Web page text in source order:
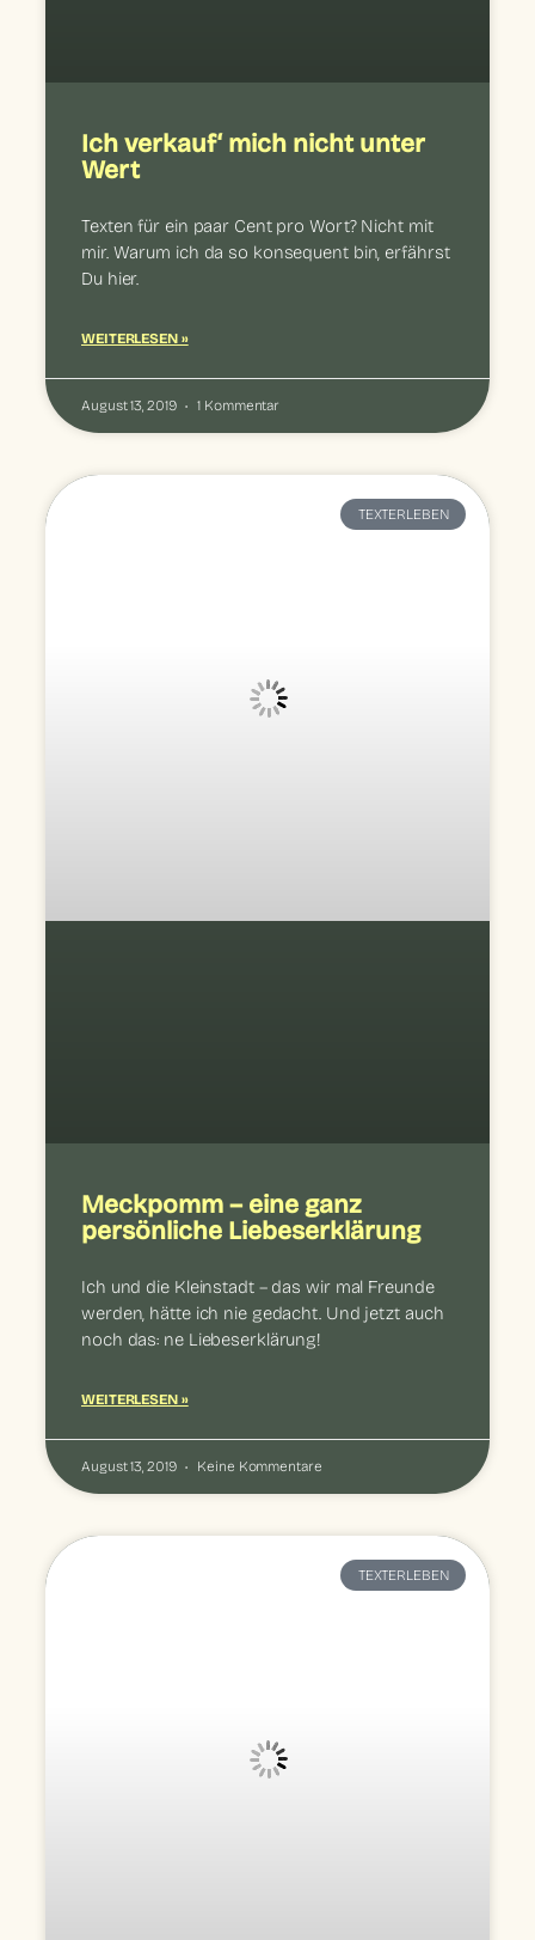
Ich verkauf‘ mich nicht unter
Wert
Texten für ein paar Cent pro Wort? Nicht mit
mir. Warum ich da so konsequent bin, erfährst
Du hier.
WEITERLESEN »
August 13, 2019 1 Kommentar
TEXTERLEBEN
Meckpomm – eine ganz
persönliche Liebeserklärung
Ich und die Kleinstadt – das wir mal Freunde
werden, hätte ich nie gedacht. Und jetzt auch
noch das: ne Liebeserklärung!
WEITERLESEN »
August 13, 2019 Keine Kommentare
TEXTERLEBEN